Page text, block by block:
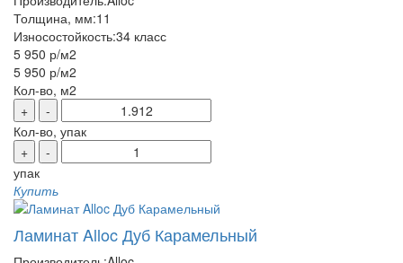
Толщина, мм:11
Износостойкость:34 класс
5 950 р/м2
5 950 р/м2
Кол-во, м2
+
-
Кол-во, упак
+
-
упак
Купить
Ламинат Alloc Дуб Карамельный